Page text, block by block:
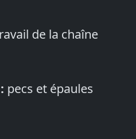
de la chaîne
pecs et épaules